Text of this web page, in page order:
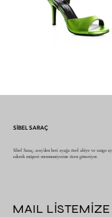
SİBEL SARAÇ
Sibel Saraç, 2015’den beri ayağa özel abiye ve tango
ederek müşteri memnuniyetine özen gösteriyor.
MAIL